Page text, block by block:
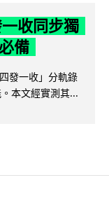
收同步獨
備
發一收」分軌錄
本文經實測其...